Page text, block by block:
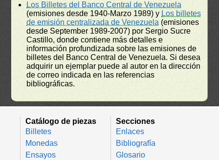
Los Billetes del Banco Central de Venezuela
(emisiones desde 1940-Marzo 1989) y Los billetes
de emisión centralizada de Venezuela (emisiones
desde September 1989-2007) por Sergio Sucre
Castillo, donde contiene más detalles e
información profundizada sobre las emisiones de
billetes del Banco Central de Venezuela. Si desea
adquirir un ejemplar puede al autor en la dirección
de correo indicada en las referencias
bibliográficas.
Catálogo de piezas
Billetes
Monedas
Ensayos
Secciones
Enlaces
Bibliografía
Glosario